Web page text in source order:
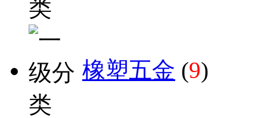
橡塑五金 (9)